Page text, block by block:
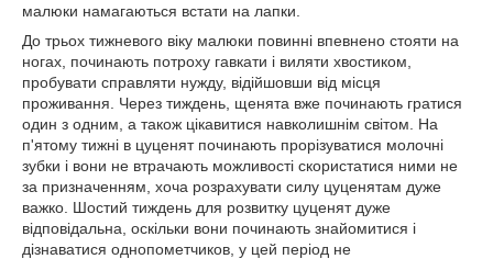
малюки намагаються встати на лапки.
До трьох тижневого віку малюки повинні впевнено стояти на
ногах, починають потроху гавкати і виляти хвостиком,
пробувати справляти нужду, відійшовши від місця
проживання. Через тиждень, щенята вже починають гратися
один з одним, а також цікавитися навколишнім світом. На
п'ятому тижні в цуценят починають прорізуватися молочні
зубки і вони не втрачають можливості скористатися ними не
за призначенням, хоча розрахувати силу цуценятам дуже
важко. Шостий тиждень для розвитку цуценят дуже
відповідальна, оскільки вони починають знайомитися і
дізнаватися однопометчиков, у цей період не